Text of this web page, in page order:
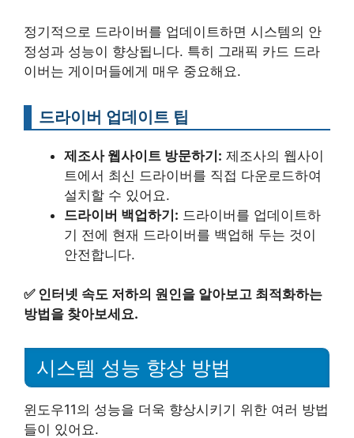
정기적으로 드라이버를 업데이트하면 시스템의 안
정성과 성능이 향상됩니다. 특히 그래픽 카드 드라
이버는 게이머들에게 매우 중요해요.
드라이버 업데이트 팁
제조사 웹사이트 방문하기: 제조사의 웹사이
트에서 최신 드라이버를 직접 다운로드하여
설치할 수 있어요.
드라이버 백업하기: 드라이버를 업데이트하
기 전에 현재 드라이버를 백업해 두는 것이
안전합니다.
✅ 인터넷 속도 저하의 원인을 알아보고 최적화하는
방법을 찾아보세요.
시스템 성능 향상 방법
윈도우11의 성능을 더욱 향상시키기 위한 여러 방법
들이 있어요.